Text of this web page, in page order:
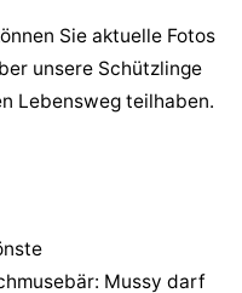
Sie aktuelle Fotos
unsere Schützlinge
Lebensweg teilhaben.
Mussy darf